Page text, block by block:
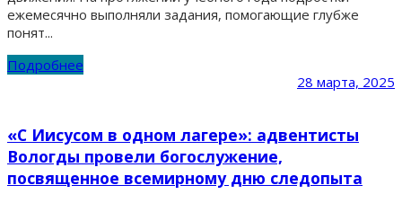
ежемесячно выполняли задания, помогающие глубже
понят...
Подробнее
28 марта, 2025
«С Иисусом в одном лагере»: адвентисты
Вологды провели богослужение,
посвященное всемирному дню следопыта